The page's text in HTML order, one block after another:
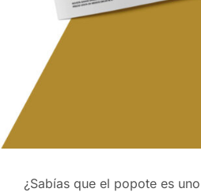
¿Sabías que el popote es